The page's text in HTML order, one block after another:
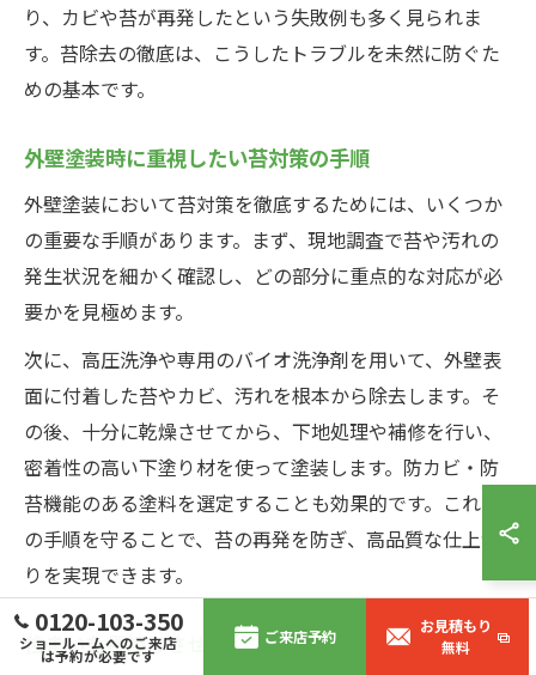
り、カビや苔が再発したという失敗例も多く見られま
す。苔除去の徹底は、こうしたトラブルを未然に防ぐた
めの基本です。
外壁塗装時に重視したい苔対策の手順
外壁塗装において苔対策を徹底するためには、いくつか
の重要な手順があります。まず、現地調査で苔や汚れの
発生状況を細かく確認し、どの部分に重点的な対応が必
要かを見極めます。
次に、高圧洗浄や専用のバイオ洗浄剤を用いて、外壁表
面に付着した苔やカビ、汚れを根本から除去します。そ
の後、十分に乾燥させてから、下地処理や補修を行い、
密着性の高い下塗り材を使って塗装します。防カビ・防
苔機能のある塗料を選定することも効果的です。これら
の手順を守ることで、苔の再発を防ぎ、高品質な仕上が
りを実現できます。
住まいを長持ちさせる外壁塗装と苔清掃法
0120-103-350
ショールームへのご来店
は予約が必要です
ご来店予約
お見積もり
無料